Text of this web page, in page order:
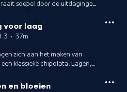
soepel door de uitdagingen
voor laag
3 • 37m
zich aan het maken van
klassieke chipolata. Lagen,
en bloeien